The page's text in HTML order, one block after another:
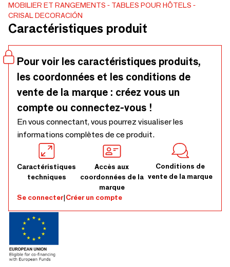
dépend de la lumière naturelle de la pièce. Il prend une
couleur plus grise dans les zones plus sombres et plus
blanche dans les zones plus claires. Dimensions : 80 x 38
cm * Autres tailles disponibles : 100 x 30, 50 x 48, 60 x 38
REMARQUE : vendu séparément
MOBILIER ET RANGEMENTS
TABLES POUR HÔTELS
CRISAL DECORACIÓN
Caractéristiques produit
Pour voir les caractéristiques produits,
les coordonnées et les conditions de
vente de la marque : créez vous un
compte ou connectez-vous !
En vous connectant, vous pourrez visualiser les
informations complètes de ce produit.
Caractéristiques
techniques
Accès aux
coordonnées de la
marque
Conditions de
vente de la marque
Se connecter|Créer un compte